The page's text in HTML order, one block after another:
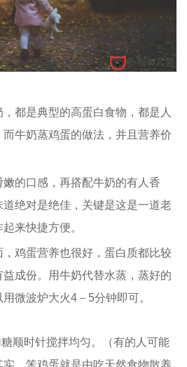
都是典型的高蛋白食物，都是人
牛奶蒸鸡蛋的做法，并且营养价
的口感，再搭配牛奶的有人香
绝对是绝佳，关键是这是一道老
来快捷方便。
鸡蛋营养也很好，蛋白质都比较
成份。用牛奶代替水蒸，蒸好的
微波炉大火4－5分钟即可。
顺时针搅拌均匀。（有的人可能